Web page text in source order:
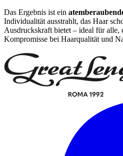
Das Ergebnis ist ein
Individualität ausstrahlt, das Haar
Ausdruckskraft bietet – ideal für alle,
Kompromisse bei Haarqualität und